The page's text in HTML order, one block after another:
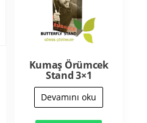
Kumaş Örümcek
Stand 3×1
Devamını oku